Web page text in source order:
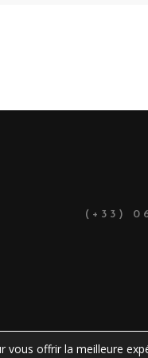
(+33)
vous offrir la meilleure